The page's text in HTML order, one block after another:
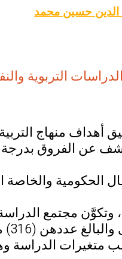
حسين محمد
والنفسية، 2019،
أهداف منهاج
عن الفروق بدرجة
والخاصة
وتكوَّن مجتمع
الدراسة